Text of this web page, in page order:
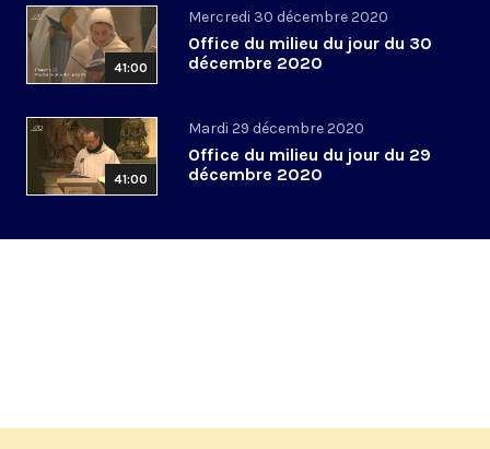
41:00
Mercredi 30 décembre 2020
Office du milieu du jour du 30
décembre 2020
41:00
Mardi 29 décembre 2020
Office du milieu du jour du 29
décembre 2020